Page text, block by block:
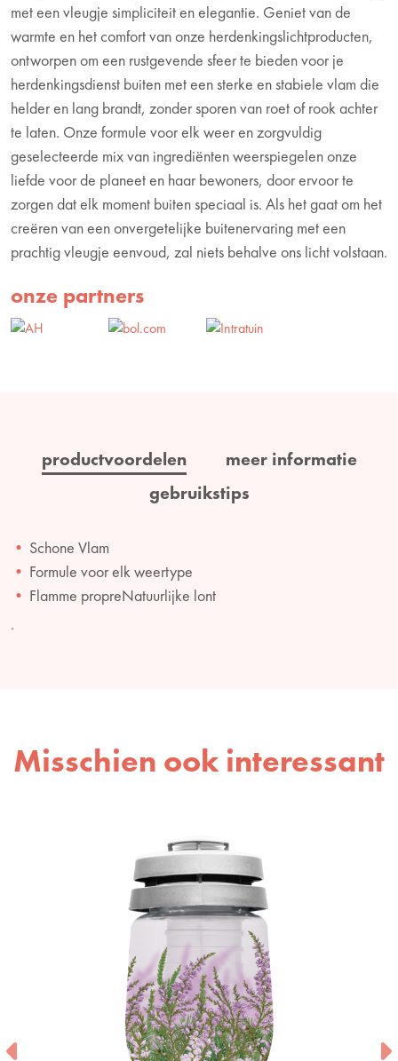
met een vleugje simpliciteit en elegantie. Geniet van de
warmte en het comfort van onze herdenkingslichtproducten,
ontworpen om een rustgevende sfeer te bieden voor je
herdenkingsdienst buiten met een sterke en stabiele vlam die
helder en lang brandt, zonder sporen van roet of rook achter
te laten. Onze formule voor elk weer en zorgvuldig
geselecteerde mix van ingrediënten weerspiegelen onze
liefde voor de planeet en haar bewoners, door ervoor te
zorgen dat elk moment buiten speciaal is. Als het gaat om het
creëren van een onvergetelijke buitenervaring met een
prachtig vleugje eenvoud, zal niets behalve ons licht volstaan.
onze partners
productvoordelen
meer informatie
gebruikstips
Schone Vlam
Formule voor elk weertype
Flamme propreNatuurlijke lont
.
Misschien ook interessant